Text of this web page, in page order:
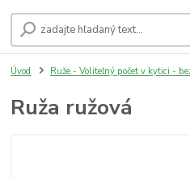
Úvod Ruže - Voliteľný počet v kytici -
Ruža ružová